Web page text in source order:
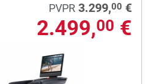
PVPR 3.299,00 €
2.499,00 €